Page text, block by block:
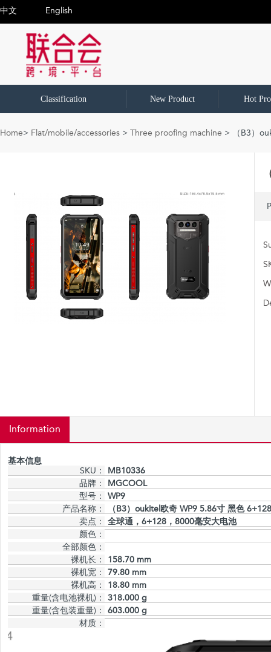
中文 English
Classification New Product Hot
Home> Flat/mobile/accessories > Three proofing machine > （B3）
Information
基本信息
SKU：
MB10336
品牌：
MGCOOL
型号：
WP9
产品名称：
（B3）oukitel欧奇 WP9 5.86寸 黑色
卖点：
全球通，6+128，8000毫安大电池
颜色：
全部颜色：
裸机长：
158.70 mm
裸机宽：
79.80 mm
裸机高：
18.80 mm
重量(含电池裸机)：
318.000 g
重量(含包装重量)：
603.000 g
材质：